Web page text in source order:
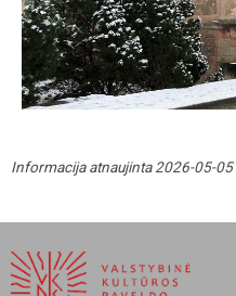
Informacija atnaujinta 2026-05-05